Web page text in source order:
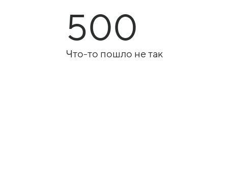
500
Что-то пошло не так